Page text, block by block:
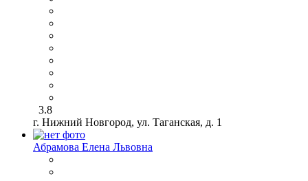
3.8
г. Нижний Новгород, ул. Таганская, д. 1
Абрамова Елена Львовна